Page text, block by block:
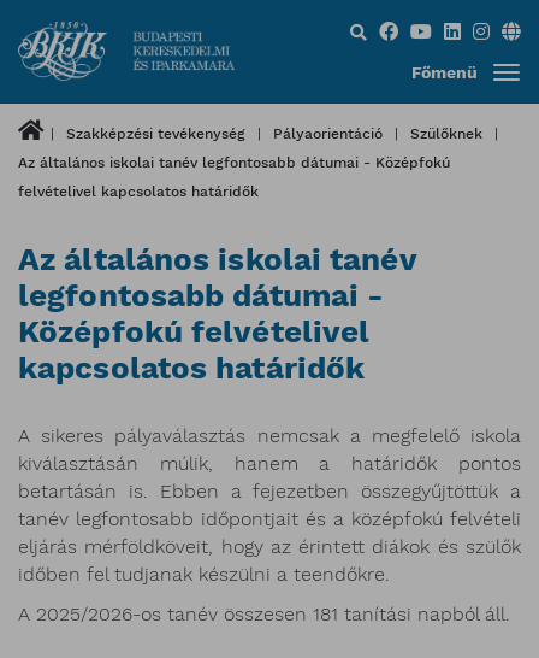
Keresés...
Főmenü
Szakképzési tevékenység Pályaorientáció
Szülőknek
Az általános iskolai tanév legfontosabb dátumai - Középfokú
felvételivel kapcsolatos határidők
Az általános iskolai tanév
legfontosabb dátumai -
Középfokú felvételivel
kapcsolatos határidők
A sikeres pályaválasztás nemcsak a megfelelő iskola
kiválasztásán múlik, hanem a határidők pontos
betartásán is. Ebben a fejezetben összegyűjtöttük a
tanév legfontosabb időpontjait és a középfokú felvételi
eljárás mérföldköveit, hogy az érintett diákok és szülők
időben fel tudjanak készülni a teendőkre.
A 2025/2026-os tanév összesen 181 tanítási napból áll.